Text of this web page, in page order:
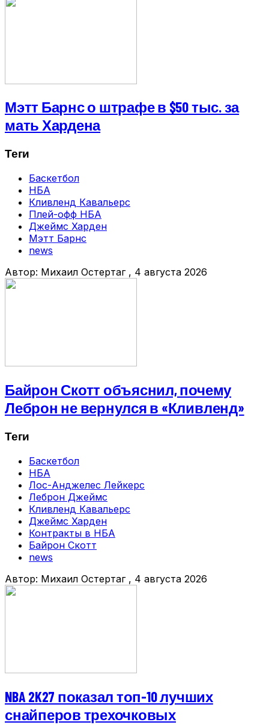
Мэтт Барнс о штрафе в $50 тыс. за
мать Хардена
Теги
Баскетбол
НБА
Кливленд Кавальерс
Плей-офф НБА
Джеймс Харден
Мэтт Барнс
news
Автор: Михаил Остертаг , 4 августа 2026
Байрон Скотт объяснил, почему
Леброн не вернулся в «Кливленд»
Теги
Баскетбол
НБА
Лос-Анджелес Лейкерс
Леброн Джеймс
Кливленд Кавальерс
Джеймс Харден
Контракты в НБА
Байрон Скотт
news
Автор: Михаил Остертаг , 4 августа 2026
NBA 2K27 показал топ-10 лучших
снайперов трехочковых